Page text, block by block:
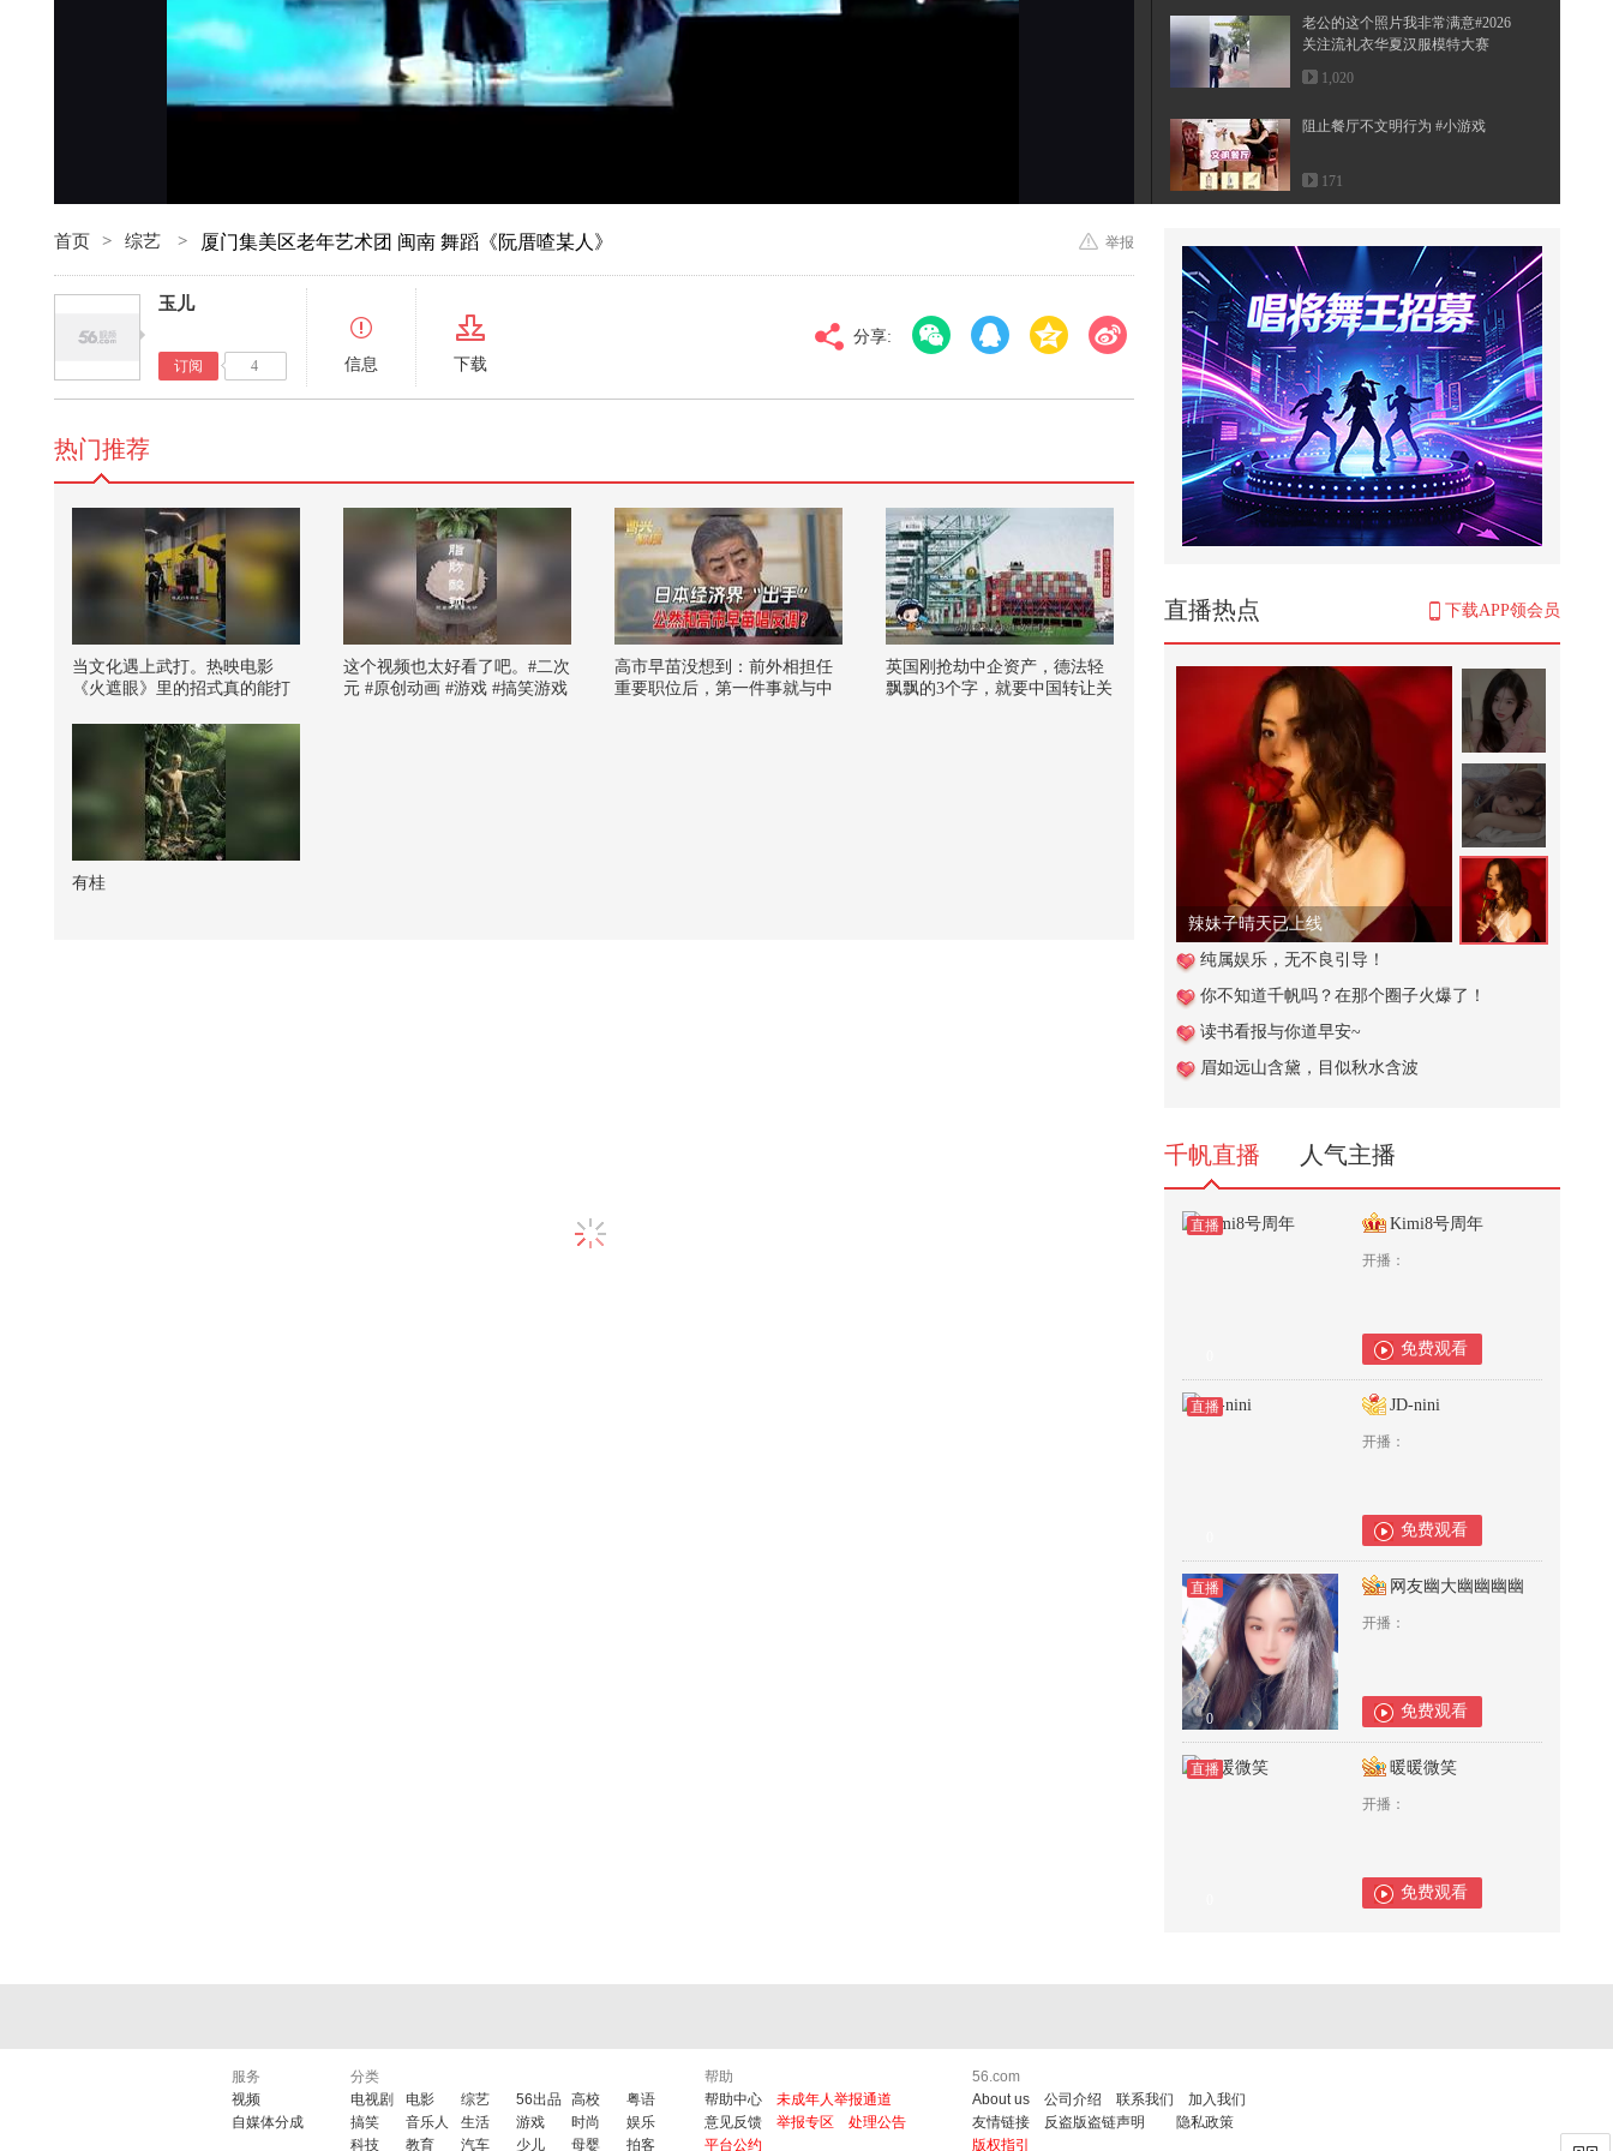
对比度 100
老公的这个照片我非常满意#2026
关注流礼衣华夏汉服模特大赛
1,020
阻止餐厅不文明行为 #小游戏
171
小韩？！小韩之旅倒计时day1！go
go...
261
韩国伦理电影，停下，我先擦擦嘴
34,433
帮助妈妈解释清楚真相#小游戏
905
周总理力保陈毅评元帅，为何不保
26春关KPOP区路演《HAWW》|神
圣幻梦交织，搭配默契舞动#2026
春季搜...
【一镜解锁潮生活】女孩子一日排
练vlog来啦 盛香亭和丑苹果冰萃
梦...
127
这个视频也太好看了吧。#二次元 #
原创动画 #游戏 #搞笑游戏 #AI
6,116
谁懂青春期的男生有多能吃@搞笑
289
这放学后到底废不废妈？
首页 > 综艺 > 厦门集美区老年艺术团 闽南 舞蹈《阮厝喳某人》 举报
玉儿
订阅 4 信息 下载
分享:
直播热点 下载APP领会员
辣妹子晴天已上线
纯属娱乐，无不良引导！
你不知道千帆吗？在那个圈子火爆了！
读书看报与你道早安~
眉如远山含黛，目似秋水含波
千帆直播 人气主播
直播 Kimi8号周年
开播：
免费观看
直播 JD-nini
开播：
免费观看
直播
0
网友幽大幽幽幽幽
开播：
免费观看
直播 暖暖微笑
开播：
免费观看
热门推荐
当文化遇上武打。热映电影
《火遮眼》里的招式真的能打
阳的英语课 @小说家Puckio @
芮淇讲透资治通鉴 @小玄 夜说
书 @文化很有戏 @小丰本丰
这个视频也太好看了吧。#二次
元 #原创动画 #游戏 #搞笑游戏
高市早苗没想到：前外相担任
重要职位后，第一件事就与中
英国刚抢劫中企资产，德法轻
飘飘的3个字，就要中国转让关
有桂
服务
视频
自媒体分成
分类
电视剧
电影 综艺 56出品 高校
粤语
搞笑
音乐人 生活 游戏 时尚
娱乐
科技
教育 汽车 少儿 母婴 拍客
帮助
帮助中心
未成年人举报通道
意见反馈
举报专区
处理公告
平台公约
56.com
About us
公司介绍 联系我们
加入我们
友情链接
反盗版盗链声明
隐私政策
版权指引